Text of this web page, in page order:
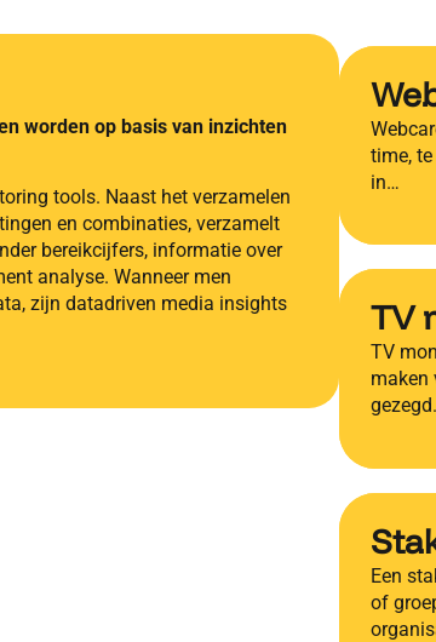
worden op basis van inzichten
tools. Naast het verzamelen
en combinaties, verzamelt
bereikcijfers, informatie over
analyse. Wanneer men
zijn datadriven media insights
time,
in…
TV
TV
maken
Een
of